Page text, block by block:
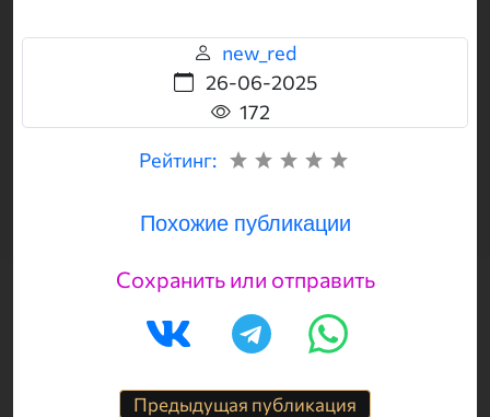
new_red
26-06-2025
172
Рейтинг:
Похожие публикации
Сохранить или отправить
Предыдущая публикация